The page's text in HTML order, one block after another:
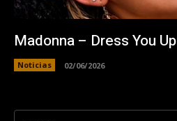
Madonna – Dress You Up
Noticias 02/06/2026